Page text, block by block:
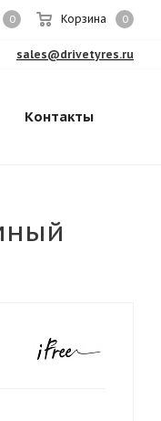
0 Корзина 0
sales@drivetyres.ru
Контакты